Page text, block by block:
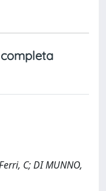
C; DI MUNNO,